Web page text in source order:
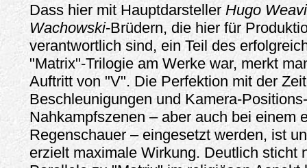
Dass hier mit Hauptdarsteller Hugo
Wachowski-Brüdern, die hier für
verantwortlich sind, ein Teil des
"Matrix"-Trilogie am Werke war, merkt
Auftritt von "V". Die Perfektion mit der
Beschleunigungen und Kamera-
Nahkampfszenen – aber auch bei einem
Regenschauer – eingesetzt werden, ist
erzielt maximale Wirkung. Deutlich sticht